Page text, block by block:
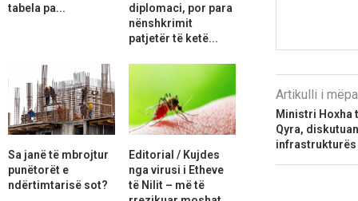
Artikulli i
Ministri Hoxha
Qyra,
infrastrukturës
tabela pa...
diplomaci, por para
nënshkrimit
patjetër të ketë...
Sa janë të mbrojtur
punëtorët e
ndërtimtarisë sot?
Editorial / Kujdes
nga virusi i Etheve
të Nilit – më të